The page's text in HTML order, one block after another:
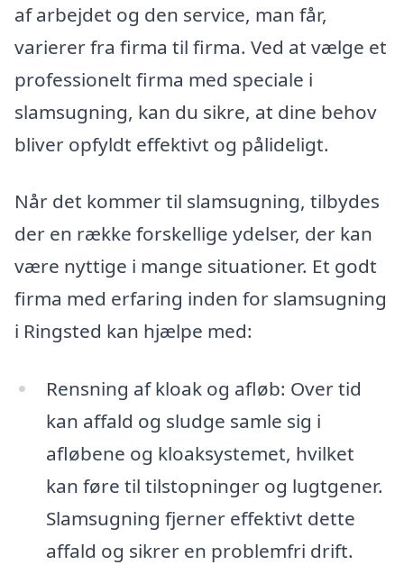
af arbejdet og den service, man får,
varierer fra firma til firma. Ved at vælge et
professionelt firma med speciale i
slamsugning, kan du sikre, at dine behov
bliver opfyldt effektivt og pålideligt.
Når det kommer til slamsugning, tilbydes
der en række forskellige ydelser, der kan
være nyttige i mange situationer. Et godt
firma med erfaring inden for slamsugning
i Ringsted kan hjælpe med:
Rensning af kloak og afløb: Over tid
kan affald og sludge samle sig i
afløbene og kloaksystemet, hvilket
kan føre til tilstopninger og lugtgener.
Slamsugning fjerner effektivt dette
affald og sikrer en problemfri drift.